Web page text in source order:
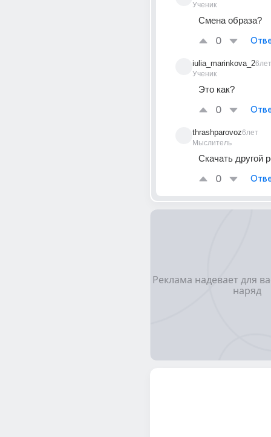
Ученик
Смена образа?
0
iulia_marinkova_2
Ученик
6лет
Это как?
0
thrashparovoz
Мыслитель
6лет
Скачать другой
0